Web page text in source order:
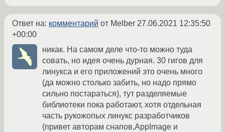
Ответ на: комментарий от Melber 27.06.2021 12:35:50
+00:00
никак. На самом деле что-то можно туда
совать, но идея очень дурная. 30 гигов для
линукса и его приложений это очень много
(да можно столько забить, но надо прямо
сильно постараться), тут разделяемые
библиотеки пока работают, хотя отдельная
часть рукожопых линукс разработчиков
(привет авторам снапов,AppImage и